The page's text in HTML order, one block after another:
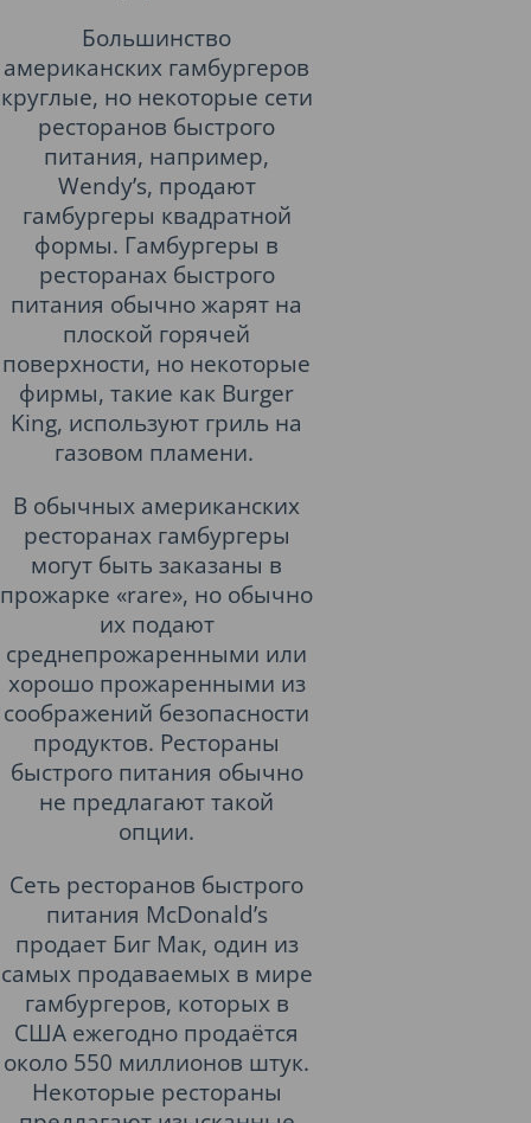
Большинство
американских гамбургеров
круглые, но некоторые сети
ресторанов быстрого
питания, например,
Wendy’s, продают
гамбургеры квадратной
формы. Гамбургеры в
ресторанах быстрого
питания обычно жарят на
плоской горячей
поверхности, но некоторые
фирмы, такие как Burger
King, используют гриль на
газовом пламени.
В обычных американских
ресторанах гамбургеры
могут быть заказаны в
прожарке «rare», но обычно
их подают
среднепрожаренными или
хорошо прожаренными из
соображений безопасности
продуктов. Рестораны
быстрого питания обычно
не предлагают такой
опции.
Сеть ресторанов быстрого
питания McDonald’s
продает Биг Мак, один из
самых продаваемых в мире
гамбургеров, которых в
США ежегодно продаётся
около 550 миллионов штук.
Некоторые рестораны